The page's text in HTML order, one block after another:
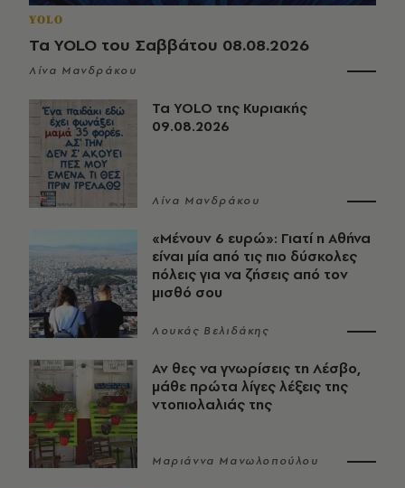
YOLO
Τα YOLO του Σαββάτου 08.08.2026
Λίνα Μανδράκου
Τα YOLO της Κυριακής
09.08.2026
Λίνα Μανδράκου
«Μένουν 6 ευρώ»: Γιατί η Αθήνα
είναι μία από τις πιο δύσκολες
πόλεις για να ζήσεις από τον
μισθό σου
Λουκάς Βελιδάκης
Αν θες να γνωρίσεις τη Λέσβο,
μάθε πρώτα λίγες λέξεις της
ντοπιολαλιάς της
Μαριάννα Μανωλοπούλου